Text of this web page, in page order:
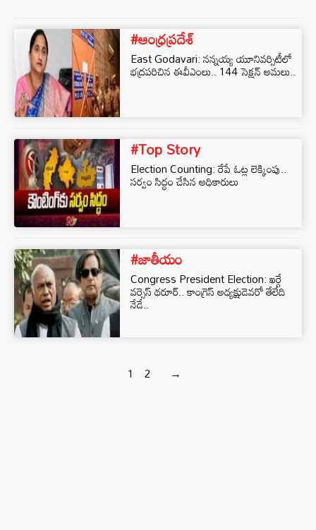
#ఆంధ్రప్రదేశ్
East Godavari: నన్నయ్య యూనివర్సిటీలో
భద్రపరిచిన ఈవీఎంలు.. 144 సెక్షన్ అమలు..
#Top Story
Election Counting: రేపే ఓట్ల లెక్కింపు..
సర్వం సిద్ధం చేసిన అధికారులు
#జాతీయం
Congress President Election: ఖర్గే
వర్సెస్ థరూర్.. కాంగ్రెస్ అధ్యక్షుడెవరో తేలేది
నేడే..
1 2 →